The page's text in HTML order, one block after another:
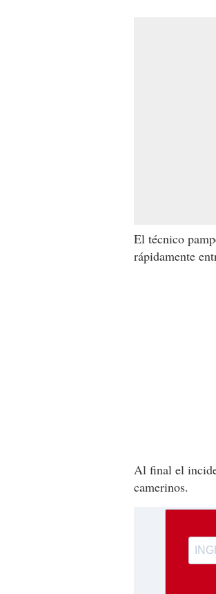
El técnico
rápidamente
Al final el
camerinos.